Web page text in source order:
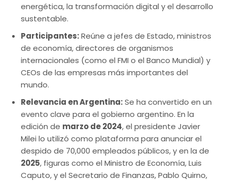
energética, la transformación digital y el desarrollo
sustentable.
Participantes:Reúne a jefes de Estado, ministros
de economía, directores de organismos
internacionales (como el FMI o el Banco Mundial) y
CEOs de las empresas más importantes del
mundo.
Relevancia en Argentina:Se ha convertido en un
evento clave para el gobierno argentino. En la
edición de marzo de 2024, el presidente Javier
Milei lo utilizó como plataforma para anunciar el
despido de 70,000 empleados públicos, y en la de
2025, figuras como el Ministro de Economía, Luis
Caputo, y el Secretario de Finanzas, Pablo Quirno,